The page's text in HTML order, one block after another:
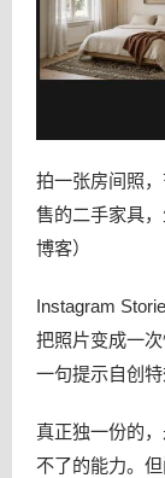
拍一张房间照
售的二手家具
博客）
Instagram
把照片变成一
一句提示自创特
真正独一份的
不了的能力。